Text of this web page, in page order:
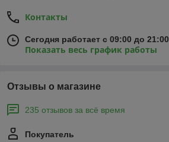
Контакты
Сегодня работает с 09:00 до 21:00
Показать весь график работы
Отзывы о магазине
235 отзывов за всё время
Покупатель